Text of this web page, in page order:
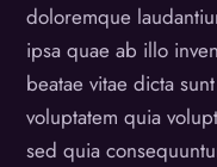
doloremque
ipsa quae ab illo
beatae vitae dicta
voluptatem quia
sed quia